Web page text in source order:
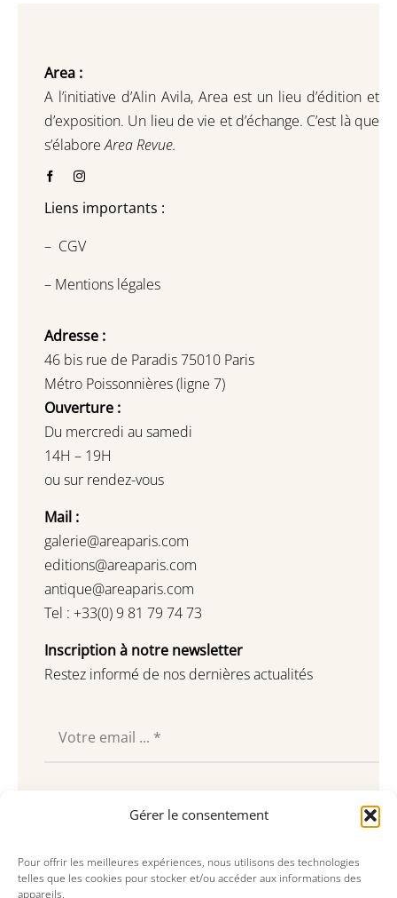
Gérer le consentement
Pour offrir les meilleures expériences, nous utilisons des technologies
telles que les cookies pour stocker et/ou accéder aux informations des
appareils.
Area :
A l’initiative d’Alin Avila, Area est un lieu d’édition et
d’exposition. Un lieu de vie et d’échange. C’est là que
s’élaboreArea Revue.
Liens importants :
– CGV
– Mentions légales
Adresse :
46 bis rue de Paradis 75010 Paris
Métro Poissonnières (ligne 7)
Ouverture :
Du mercredi au samedi
14H – 19H
ou sur rendez-vous
Mail :
galerie@areaparis.com
editions@areaparis.com
antique@areaparis.com
Tel : +33(0) 9 81 79 74 73
Inscription à notre newsletter
Restez informé de nos dernières actualités
Souscrire